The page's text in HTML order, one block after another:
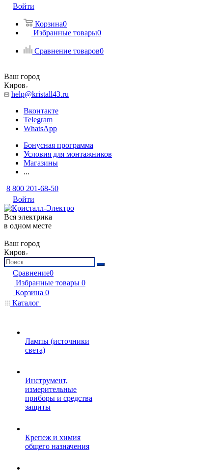
Войти
Корзина0
Избранные товары0
Сравнение товаров0
Ваш город
Киров
help@kristall43.ru
Вконтакте
Telegram
WhatsApp
Бонусная программа
Условия для монтажников
Магазины
...
8 800 201-68-50
Войти
Вся электрика
в одном месте
Ваш город
Киров
Сравнение0
Избранные товары 0
Корзина 0
Каталог
Лампы (источники
света)
Инструмент,
измерительные
приборы и средства
защиты
Крепеж и химия
общего назначения